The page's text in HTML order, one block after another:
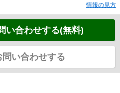
情報の見方
い合わせする(無料)
問い合わせする